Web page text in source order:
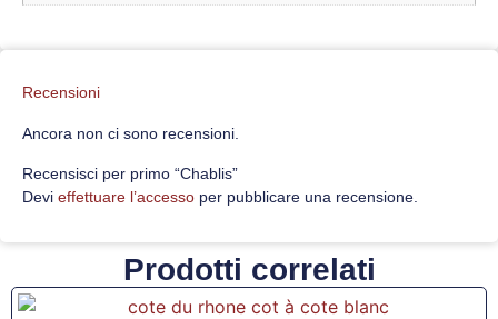
Recensioni
Ancora non ci sono recensioni.
Recensisci per primo “Chablis”
Devi effettuare l’accesso per pubblicare una recensione.
Prodotti correlati